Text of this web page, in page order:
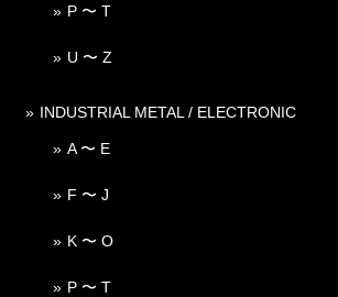
P 〜 T
U 〜 Z
INDUSTRIAL METAL / ELECTRONIC
A 〜 E
F 〜 J
K 〜 O
P 〜 T